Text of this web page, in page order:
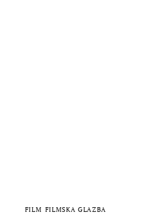
FILM FILMSKA GLAZBA